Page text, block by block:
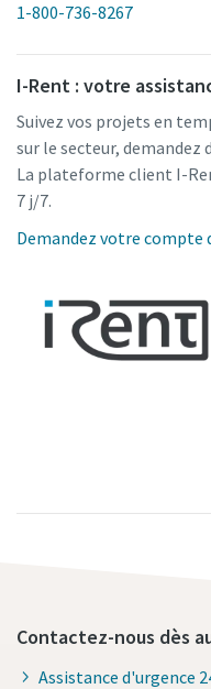
1-800-736-8267
I-Rent : votre
Suivez vos projets en
sur le secteur,
La plateforme client I-
7 j/7.
Demandez votre compte
Contactez-nous dès
Assistance d'urgence